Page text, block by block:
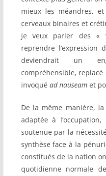
mieux les méandres,
cerveaux binaires et
je veux parler des «
reprendre l’expression
deviendrait un
compréhensible, replacé
invoqué ad nauseamet
De la même manière, la
adaptée à
soutenue par la
synthèse face à la
constitués de la nation
quotidienne normale